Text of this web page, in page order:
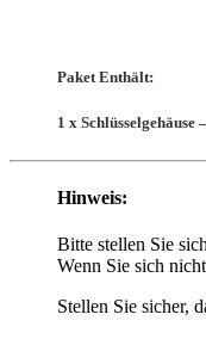
Paket Enthält:
1 x Schlüsselgehäuse
Hinweis:
Bitte stellen Sie
Wenn Sie sich
Stellen Sie sicher,